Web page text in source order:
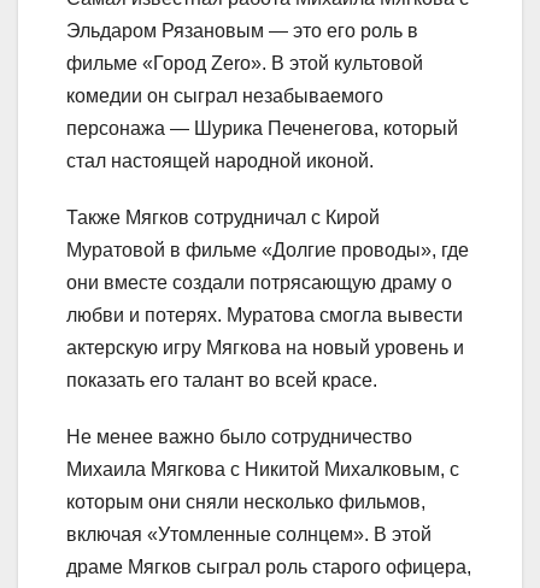
Эльдаром Рязановым — это его роль в
фильме «Город Zero». В этой культовой
комедии он сыграл незабываемого
персонажа — Шурика Печенегова, который
стал настоящей народной иконой.
Также Мягков сотрудничал с Кирой
Муратовой в фильме «Долгие проводы», где
они вместе создали потрясающую драму о
любви и потерях. Муратова смогла вывести
актерскую игру Мягкова на новый уровень и
показать его талант во всей красе.
Не менее важно было сотрудничество
Михаила Мягкова с Никитой Михалковым, с
которым они сняли несколько фильмов,
включая «Утомленные солнцем». В этой
драме Мягков сыграл роль старого офицера,